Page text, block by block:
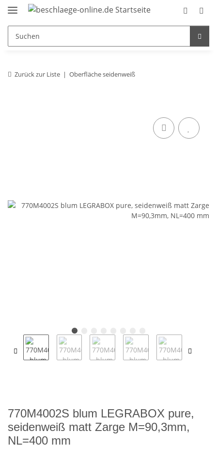
Zurück zur Liste Oberfläche seidenweiß
770M4002S blum LEGRABOX pure,
seidenweiß matt Zarge M=90,3mm,
NL=400 mm